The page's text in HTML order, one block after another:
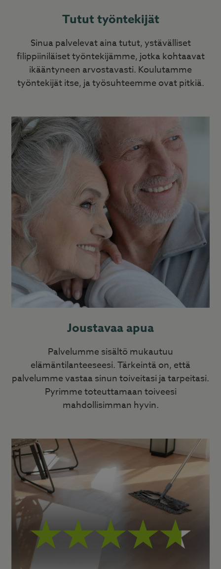
Tutut työntekijät
Sinua palvelevat aina tutut, ystävälliset
filippiiniläiset työntekijämme, jotka kohtaavat
ikääntyneen arvostavasti. Koulutamme
työntekijät itse, ja työsuhteemme ovat pitkiä.
Joustavaa apua
Palvelumme sisältö mukautuu
elämäntilanteeseesi. Tärkeintä on, että
palvelumme vastaa sinun toiveitasi ja tarpeitasi.
Pyrimme toteuttamaan toiveesi
mahdollisimman hyvin.